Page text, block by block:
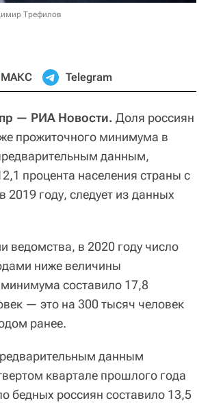
Трефилов
МАКС Telegram
— РИА Новости. Доля россиян
прожиточного минимума в
данным,
процента населения страны с
2019 году, следует из данных
ведомства, в 2020 году число
ниже величины
составило 17,8
— это на 300 тысяч человек
ранее.
данным
квартале прошлого года
бедных россиян составило 13,5